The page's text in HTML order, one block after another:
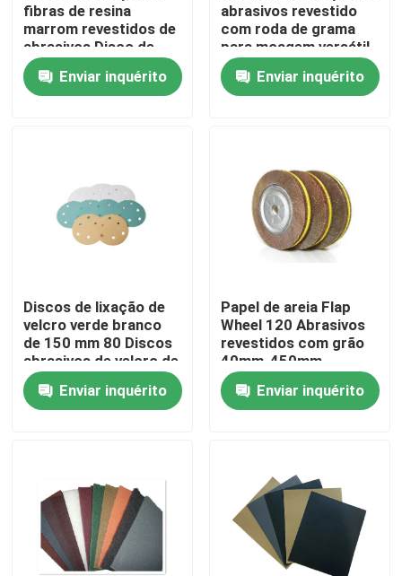
Para casa
Sobre nós
Controle de qualidade
Contacte-nos
Abrasivos industriais
Abrasivos revestidos
fibras de resina
marrom revestidos de
abrasivos Disco de
fibras para moedor de
ângulosEnviar inquérito
abrasivos revestido
com roda de grama
para moagem versátil
Enviar inquérito
Discos de lixação de
velcro verde branco
de 150 mm 80 Discos
abrasivos de velcro de
grão
Enviar inquérito
Papel de areia Flap
Wheel 120 Abrasivos
revestidos com grão
40mm-450mm
Polishing Flap Disc
Enviar inquérito